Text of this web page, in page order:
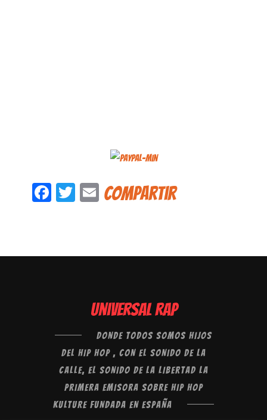
Facebook
Twitter
Email
Compartir
Universal Rap
DONDE TODOS SOMOS HIJOS
DEL HIP HOP , CON EL SONIDO DE LA
CALLE, EL SONIDO DE LA LIBERTAD LA
PRIMERA EMISORA SOBRE HIP HOP
KULTURE FUNDADA EN ESPAÑA